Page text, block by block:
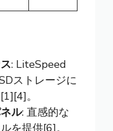
: LiteSpeed
ストレージに
。
ル: 直感的な
を提供[6]。